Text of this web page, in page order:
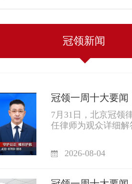
冠领新闻
冠领一周十大要闻
7月31日，北京冠领
任律师为观众详细
2026-08-04